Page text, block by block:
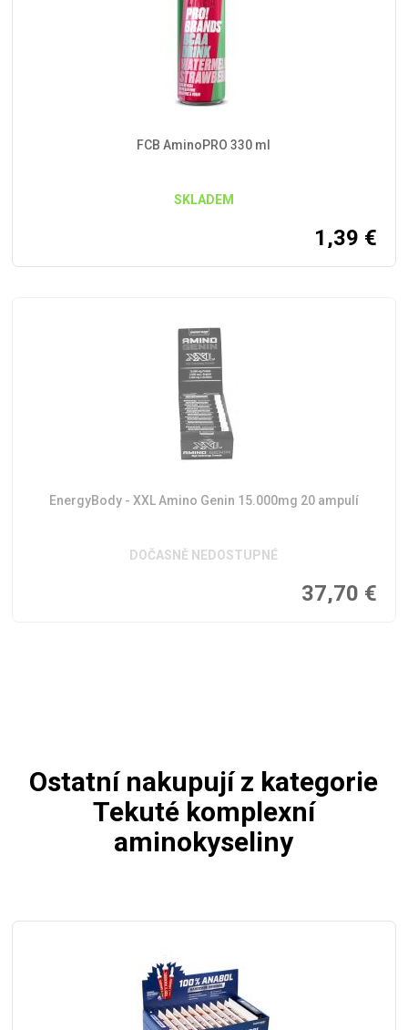
FCB AminoPRO 330 ml
SKLADEM
1,39 €
EnergyBody - XXL Amino Genin 15.000mg 20 ampulí
DOČASNĚ NEDOSTUPNÉ
37,70 €
Ostatní nakupují z kategorie
Tekuté komplexní
aminokyseliny